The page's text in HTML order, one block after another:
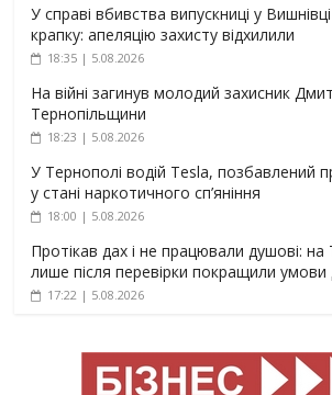
У справі вбивства випускниці у
крапку: апеляцію захисту відхилили
18:35 | 5.08.2026
На війні загинув молодий захисник
Тернопільщини
18:23 | 5.08.2026
У Тернополі водій Tesla, позбавлений
у стані наркотичного сп’яніння
18:00 | 5.08.2026
Протікав дах і не працювали душові: на
лише після перевірки покращили
17:22 | 5.08.2026